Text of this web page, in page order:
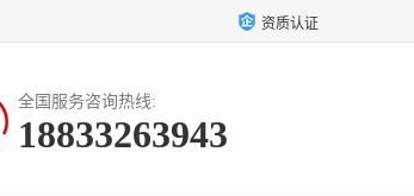
资质认证
全国服务咨询热线:
18833263943